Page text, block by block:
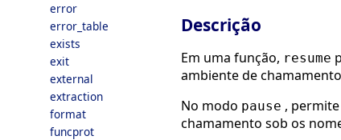
error
error_table
exists
exit
external
extraction
format
funcprot
Descrição
Em uma função, resume
ambiente de
No modo pause ,
chamamento sob os